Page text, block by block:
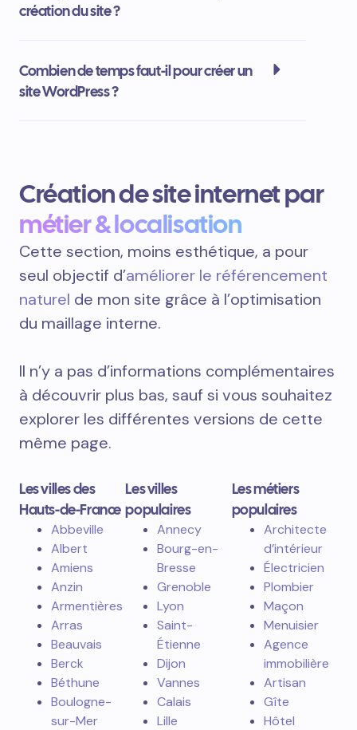
création du site ?
Combien de temps faut-il pour créer un
site WordPress ?
Création de site internet par
métier & localisation
Cette section, moins esthétique, a pour
seul objectif d’améliorer le référencement
naturel de mon site grâce à l’optimisation
du maillage interne.
Il n’y a pas d’informations complémentaires
à découvrir plus bas, sauf si vous souhaitez
explorer les différentes versions de cette
même page.
Les villes des
Hauts-de-France
Abbeville
Albert
Amiens
Anzin
Armentières
Arras
Beauvais
Berck
Béthune
Boulogne-
sur-Mer
Les villes
populaires
Annecy
Bourg-en-
Bresse
Grenoble
Lyon
Saint-
Étienne
Dijon
Vannes
Calais
Lille
Les métiers
populaires
Architecte
d’intérieur
Électricien
Plombier
Maçon
Menuisier
Agence
immobilière
Artisan
Gîte
Hôtel